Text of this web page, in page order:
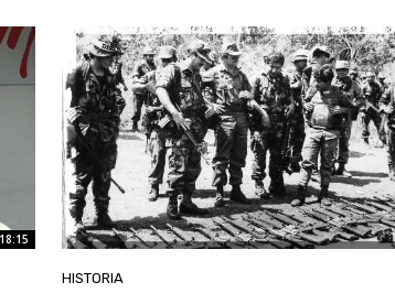
HISTORIA